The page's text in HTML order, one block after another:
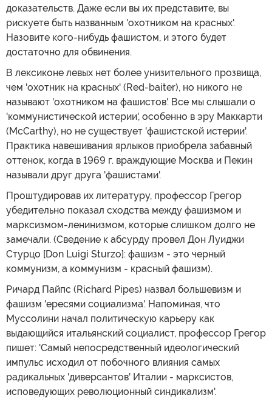
доказательств. Даже если вы их представите, вы
рискуете быть названным 'охотником на красных'.
Назовите кого-нибудь фашистом, и этого будет
достаточно для обвинения.
В лексиконе левых нет более унизительного прозвища,
чем 'охотник на красных' (Red-baiter), но никого не
называют 'охотником на фашистов'. Все мы слышали о
'коммунистической истерии', особенно в эру Маккарти
(McCarthy), но не существует 'фашистской истерии'.
Практика навешивания ярлыков приобрела забавный
оттенок, когда в 1969 г. враждующие Москва и Пекин
называли друг друга 'фашистами'.
Проштудировав их литературу, профессор Грегор
убедительно показал сходства между фашизмом и
марксизмом-ленинизмом, которые слишком долго не
замечали. (Сведение к абсурду провел Дон Луиджи
Стурцо [Don Luigi Sturzo]: фашизм - это черный
коммунизм, а коммунизм - красный фашизм).
Ричард Пайпс (Richard Pipes) назвал большевизм и
фашизм 'ересями социализма'. Напоминая, что
Муссолини начал политическую карьеру как
выдающийся итальянский социалист, профессор Грегор
пишет: 'Самый непосредственный идеологический
импульс исходил от побочного влияния самых
радикальных 'диверсантов' Италии - марксистов,
исповедующих революционный синдикализм'.